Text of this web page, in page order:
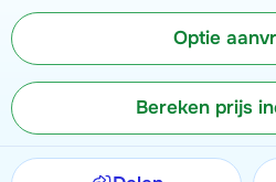
Optie
Bereken prijs